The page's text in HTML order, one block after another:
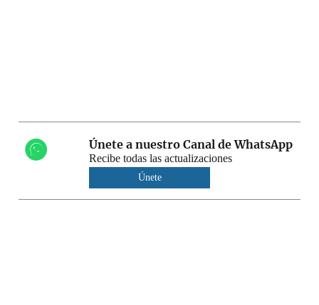
Únete a nuestro Canal de WhatsApp
Recibe todas las actualizaciones
Únete